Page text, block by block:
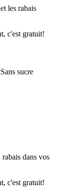
les rabais
c'est gratuit!
Sans sucre
dans vos
c'est gratuit!